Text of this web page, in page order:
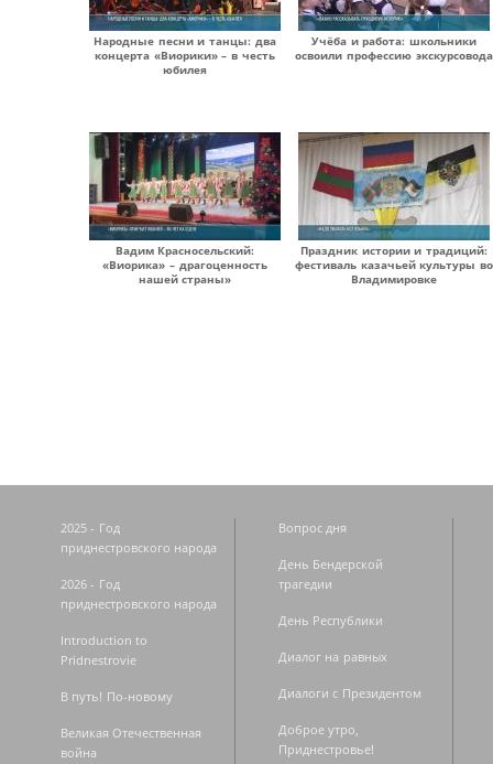
Народные песни и танцы: два
концерта «Виорики» – в честь
юбилея
Учёба и работа: школьники
освоили профессию экскурсовода
Вадим Красносельский:
«Виорика» – драгоценность
нашей страны»
Праздник истории и традиций:
фестиваль казачьей культуры во
Владимировке
2025 - Год
приднестровского народа
2026 - Год
приднестровского народа
Introduction to
Pridnestrovie
В путь! По-новому
Великая Отечественная
война
Вопрос дня
День Бендерской
трагедии
День Республики
Диалог на равных
Диалоги с Президентом
Доброе утро,
Приднестровье!